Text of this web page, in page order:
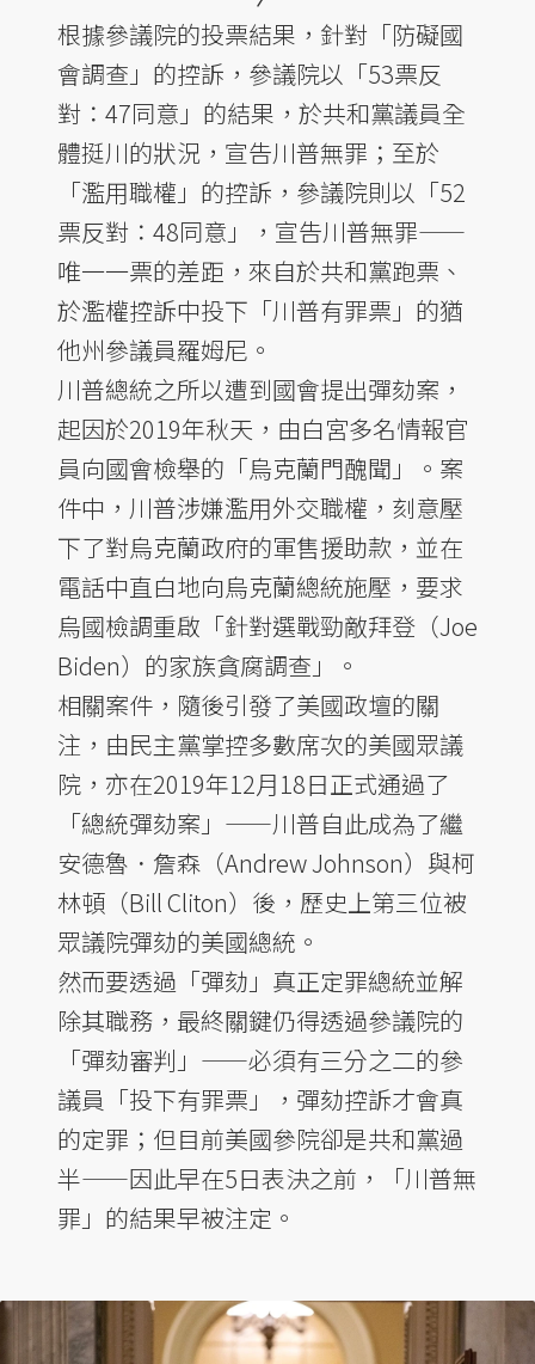
根據參議院的投票結果，針對「防礙國
會調查」的控訴，參議院以「53票反
對：47同意」的結果，於共和黨議員全
體挺川的狀況，宣告川普無罪；至於
「濫用職權」的控訴，參議院則以「52
票反對：48同意」，宣告川普無罪——
唯一一票的差距，來自於共和黨跑票、
於濫權控訴中投下「川普有罪票」的猶
他州參議員羅姆尼。
川普總統之所以遭到國會提出彈劾案，
起因於2019年秋天，由白宮多名情報官
員向國會檢舉的「烏克蘭門醜聞」。案
件中，川普涉嫌濫用外交職權，刻意壓
下了對烏克蘭政府的軍售援助款，並在
電話中直白地向烏克蘭總統施壓，要求
烏國檢調重啟「針對選戰勁敵拜登（Joe
Biden）的家族貪腐調查」。
相關案件，隨後引發了美國政壇的關
注，由民主黨掌控多數席次的美國眾議
院，亦在2019年12月18日正式通過了
「總統彈劾案」——川普自此成為了繼
安德魯．詹森（Andrew Johnson）與柯
林頓（Bill Cliton）後，歷史上第三位被
眾議院彈劾的美國總統。
然而要透過「彈劾」真正定罪總統並解
除其職務，最終關鍵仍得透過參議院的
「彈劾審判」——必須有三分之二的參
議員「投下有罪票」，彈劾控訴才會真
的定罪；但目前美國參院卻是共和黨過
半——因此早在5日表決之前，「川普無
罪」的結果早被注定。